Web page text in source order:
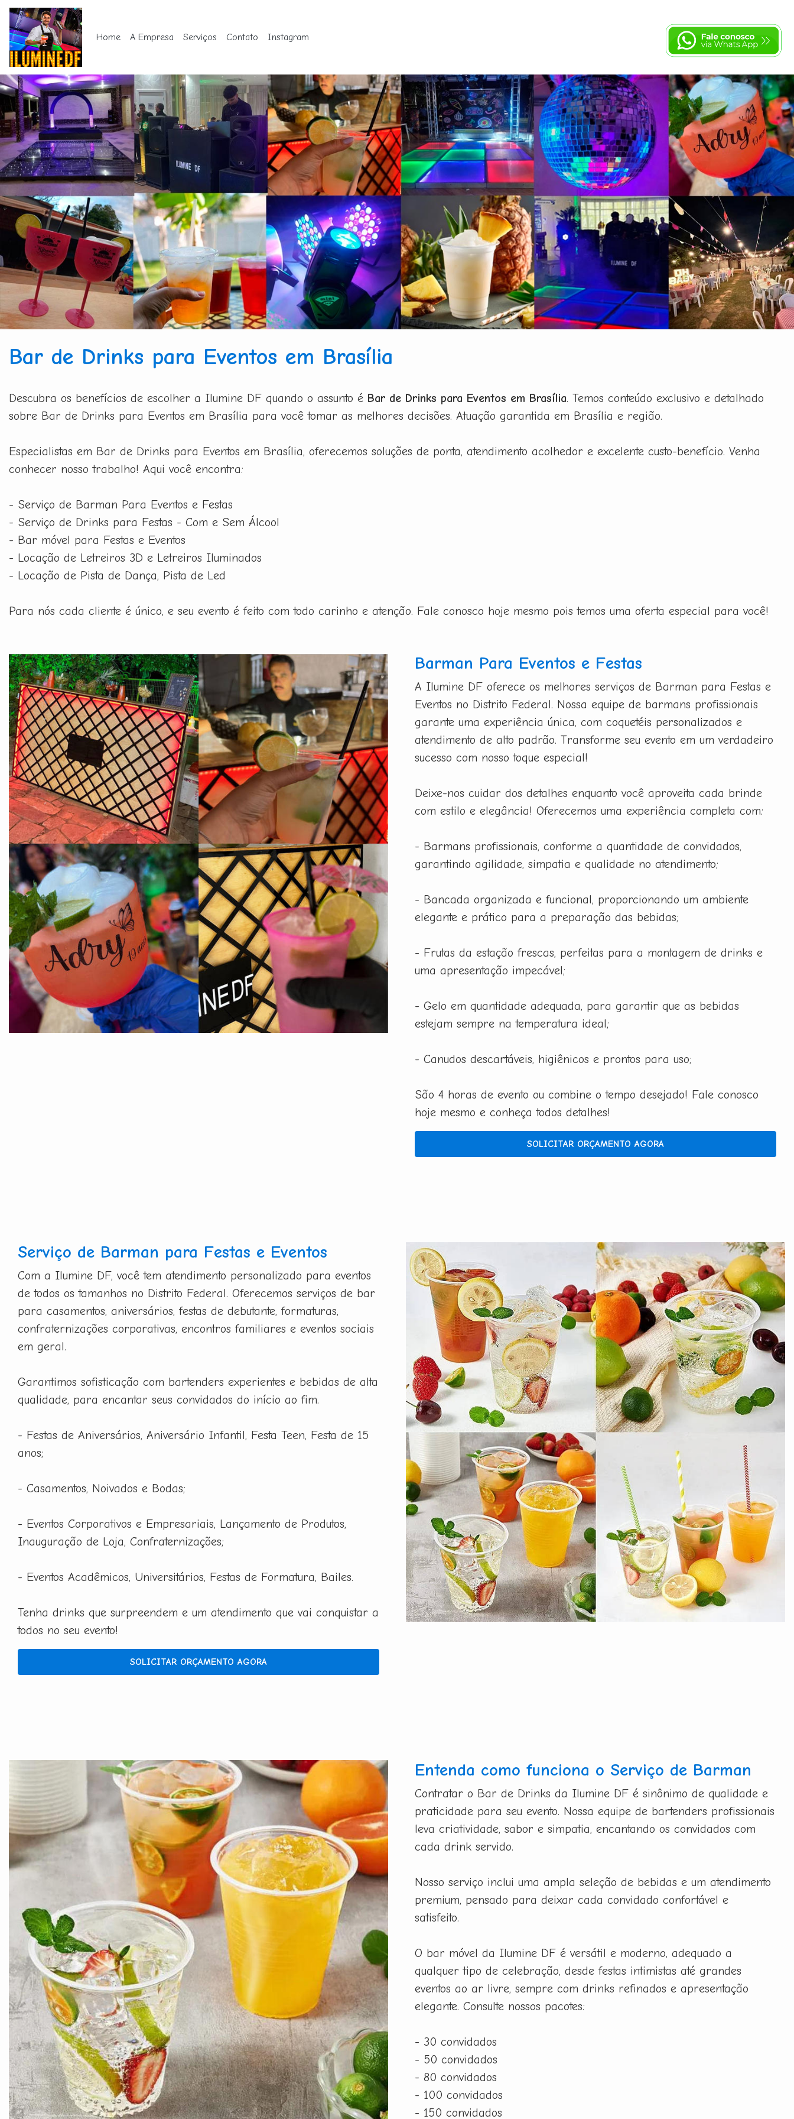
Home A Empresa Serviços Contato Instagram
Bar de Drinks para Eventos em Brasília
Descubra os benefícios de escolher a Ilumine DF quando o assunto é Bar de Drinks para Eventos em Brasília. Temos conteúdo exclusivo e detalhado
sobre Bar de Drinks para Eventos em Brasília para você tomar as melhores decisões. Atuação garantida em Brasília e região.
Especialistas em Bar de Drinks para Eventos em Brasília, oferecemos soluções de ponta, atendimento acolhedor e excelente custo-benefício. Venha
conhecer nosso trabalho! Aqui você encontra:
- Serviço de Barman Para Eventos e Festas
- Serviço de Drinks para Festas - Com e Sem Álcool
- Bar móvel para Festas e Eventos
- Locação de Letreiros 3D e Letreiros Iluminados
- Locação de Pista de Dança, Pista de Led
Para nós cada cliente é único, e seu evento é feito com todo carinho e atenção. Fale conosco hoje mesmo pois temos uma oferta especial para você!
Barman Para Eventos e Festas
A Ilumine DF oferece os melhores serviços de Barman para Festas e
Eventos no Distrito Federal. Nossa equipe de barmans profissionais
garante uma experiência única, com coquetéis personalizados e
atendimento de alto padrão. Transforme seu evento em um verdadeiro
sucesso com nosso toque especial!
Deixe-nos cuidar dos detalhes enquanto você aproveita cada brinde
com estilo e elegância! Oferecemos uma experiência completa com:
- Barmans profissionais, conforme a quantidade de convidados,
garantindo agilidade, simpatia e qualidade no atendimento;
- Bancada organizada e funcional, proporcionando um ambiente
elegante e prático para a preparação das bebidas;
- Frutas da estação frescas, perfeitas para a montagem de drinks e
uma apresentação impecável;
- Gelo em quantidade adequada, para garantir que as bebidas
estejam sempre na temperatura ideal;
- Canudos descartáveis, higiênicos e prontos para uso;
São 4 horas de evento ou combine o tempo desejado! Fale conosco
hoje mesmo e conheça todos detalhes!
SOLICITAR ORÇAMENTO AGORA
Serviço de Barman para Festas e Eventos
Com a Ilumine DF, você tem atendimento personalizado para eventos
de todos os tamanhos no Distrito Federal. Oferecemos serviços de bar
para casamentos, aniversários, festas de debutante, formaturas,
confraternizações corporativas, encontros familiares e eventos sociais
em geral.
Garantimos sofisticação com bartenders experientes e bebidas de alta
qualidade, para encantar seus convidados do início ao fim.
- Festas de Aniversários, Aniversário Infantil, Festa Teen, Festa de 15
anos;
- Casamentos, Noivados e Bodas;
- Eventos Corporativos e Empresariais, Lançamento de Produtos,
Inauguração de Loja, Confraternizações;
- Eventos Acadêmicos, Universitários, Festas de Formatura, Bailes.
Tenha drinks que surpreendem e um atendimento que vai conquistar a
todos no seu evento!
SOLICITAR ORÇAMENTO AGORA
Entenda como funciona o Serviço de Barman
Contratar o Bar de Drinks da Ilumine DF é sinônimo de qualidade e
praticidade para seu evento. Nossa equipe de bartenders profissionais
leva criatividade, sabor e simpatia, encantando os convidados com
cada drink servido.
Nosso serviço inclui uma ampla seleção de bebidas e um atendimento
premium, pensado para deixar cada convidado confortável e
satisfeito.
O bar móvel da Ilumine DF é versátil e moderno, adequado a
qualquer tipo de celebração, desde festas intimistas até grandes
eventos ao ar livre, sempre com drinks refinados e apresentação
elegante. Consulte nossos pacotes:
- 30 convidados
- 50 convidados
- 80 convidados
- 100 convidados
- 150 convidados